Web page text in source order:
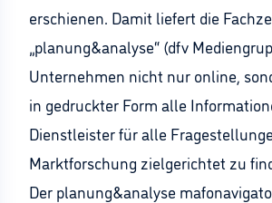
erschienen. Damit liefert die
„planung&analyse“ (dfv
Unternehmen nicht nur online,
in gedruckter Form alle
Dienstleister für alle
Marktforschung zielgerichtet zu
Der planung&analyse